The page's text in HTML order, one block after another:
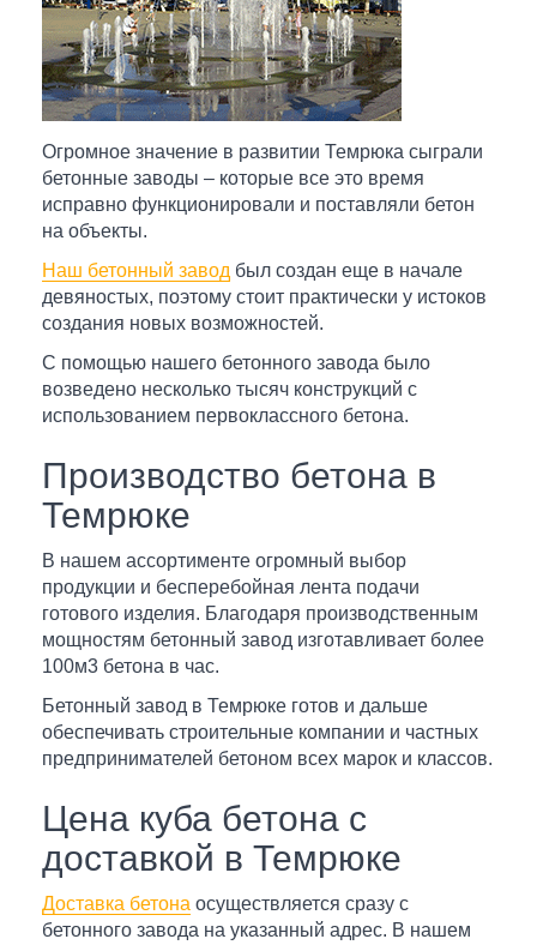
Огромное значение в развитии Темрюка сыграли
бетонные заводы – которые все это время
исправно функционировали и поставляли бетон
на объекты.
Наш бетонный завод был создан еще в начале
девяностых, поэтому стоит практически у истоков
создания новых возможностей.
С помощью нашего бетонного завода было
возведено несколько тысяч конструкций с
использованием первоклассного бетона.
Производство бетона в
Темрюке
В нашем ассортименте огромный выбор
продукции и бесперебойная лента подачи
готового изделия. Благодаря производственным
мощностям бетонный завод изготавливает более
100м3 бетона в час.
Бетонный завод в Темрюке готов и дальше
обеспечивать строительные компании и частных
предпринимателей бетоном всех марок и классов.
Цена куба бетона с
доставкой в Темрюке
Доставка бетона осуществляется сразу с
бетонного завода на указанный адрес. В нашем